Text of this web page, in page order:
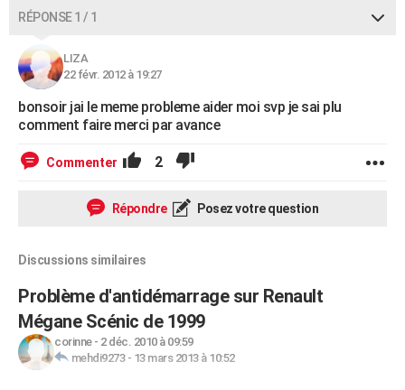
COPAINS D'AVANT
S'inscrire
Se connecter
Lycées
Collèges
Primaires
Universités
Entreprises
Service militaire
Avis de recherche
AVIS DE DÉCÈS
FORUM
RÉPONSE 1 / 1
LIZA
22 févr. 2012 à 19:27
bonsoir jai le meme probleme aider moi svp je sai plu
comment faire merci par avance
Commenter 2
Répondre Posez votre question
Discussions similaires
Problème d'antidémarrage sur Renault
Mégane Scénic de 1999
corinne- 2 déc. 2010 à 09:59
mehdi9273- 13 mars 2013 à 10:52